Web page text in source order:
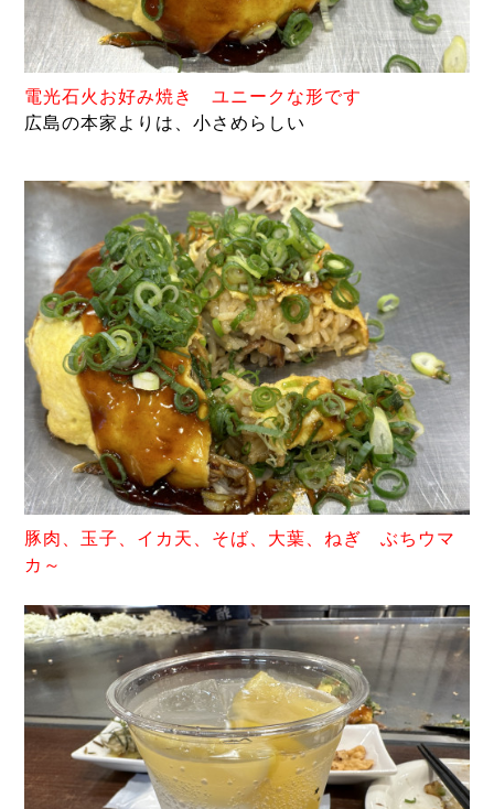
電光石火お好み焼き ユニークな形です
広島の本家よりは、小さめらしい
豚肉
、玉子、イカ天、そば、大葉、ねぎ ぶちウマ
カ～